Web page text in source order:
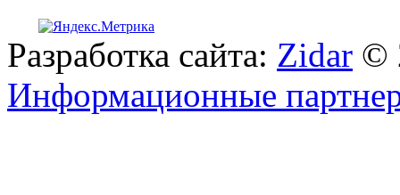
Разработка сайта: Zidar ©
Информационные